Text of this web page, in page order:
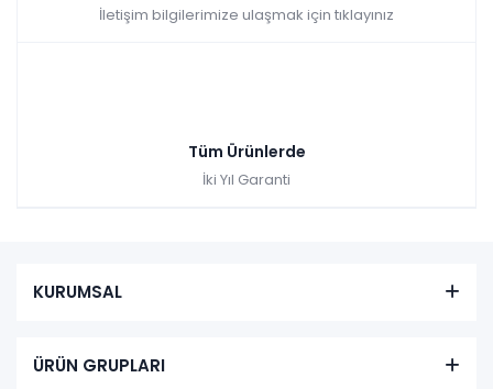
İletişim bilgilerimize ulaşmak için tıklayınız
Tüm Ürünlerde
İki Yıl Garanti
KURUMSAL
ÜRÜN GRUPLARI